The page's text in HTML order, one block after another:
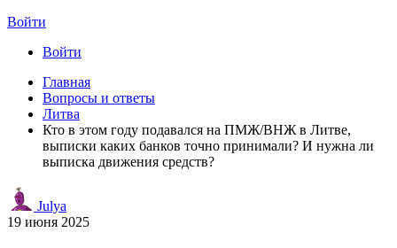
Войти
Войти
Главная
Вопросы и ответы
Литва
Кто в этом году подавался на ПМЖ/ВНЖ в Литве,
выписки каких банков точно принимали? И нужна ли
выписка движения средств?
Julya
19 июня 2025